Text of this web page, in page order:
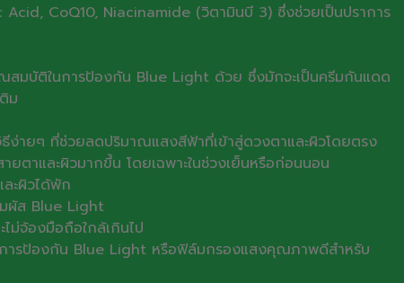
CoQ10, Niacinamide (วิตามินบี 3) ซึ่งช่วยเป็นปราการ
สมบัติในการป้องกัน Blue Light ด้วย ซึ่งมักจะเป็นครีมกันแดด
ม
ายๆ ที่ช่วยลดปริมาณแสงสีฟ้าที่เข้าสู่ดวงตาและผิวโดยตรง
ตาและผิวมากขึ้น โดยเฉพาะในช่วงเย็นหรือก่อนนอน
ะผิวได้พัก
มผัส Blue Light
ม่จ้องมือถือใกล้เกินไป
ารป้องกัน Blue Light หรือฟิล์มกรองแสงคุณภาพดีสำหรับ